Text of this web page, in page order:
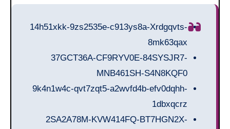
14h51xkk-9zs2535e-c913ys8a-Xrdgqvts-
8mk63qax
37GCT36A-CF9RYV0E-84SYSJR7-
MNB461SH-S4N8KQF0
9k4n1w4c-qvt7zqt5-a2wvfd4b-efv0dqhh-
1dbxqcrz
2SA2A78M-KVW414FQ-BT7HGN2X-